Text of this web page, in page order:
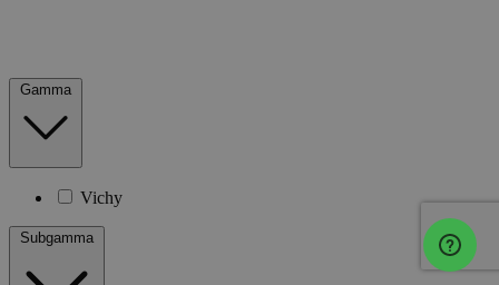
Gamma
Vichy
Subgamma